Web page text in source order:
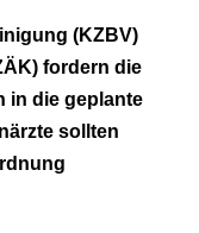
genannt
zeitlich
(KZBV)
fordern die
in die geplante
sollten